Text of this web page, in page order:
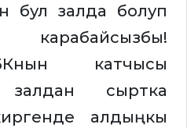
бул залда болуп
катчысы
залдан сыртка
алдыңкы